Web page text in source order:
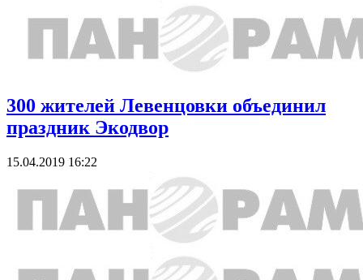
300 жителей Левенцовки объединил
праздник Экодвор
15.04.2019 16:22